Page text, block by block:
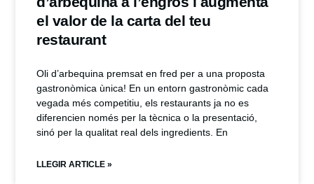
el valor de la carta del teu
restaurant
Oli d’arbequina premsat en fred per a una proposta
gastronòmica ùnica! En un entorn gastronòmic cada
vegada més competitiu, els restaurants ja no es
diferencien només per la tècnica o la presentació,
sinó per la qualitat real dels ingredients. En
LLEGIR ARTICLE »